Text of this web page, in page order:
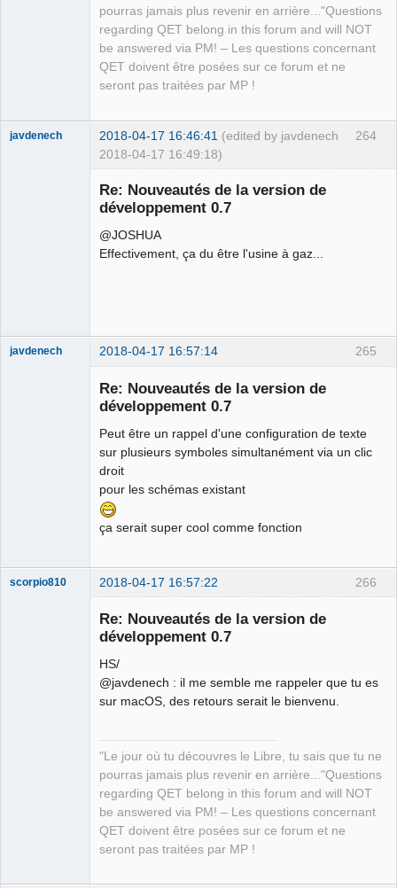
pourras jamais plus revenir en arrière..."Questions
regarding QET belong in this forum and will NOT
be answered via PM! – Les questions concernant
QET doivent être posées sur ce forum et ne
seront pas traitées par MP !
264
javdenech 2018-04-17 16:46:41 (edited by javdenech
2018-04-17 16:49:18)
Re: Nouveautés de la version de
développement 0.7
@JOSHUA
Effectivement, ça du être l'usine à gaz...
265
javdenech 2018-04-17 16:57:14
Re: Nouveautés de la version de
développement 0.7
Peut être un rappel d'une configuration de texte
sur plusieurs symboles simultanément via un clic
droit
pour les schémas existant
ça serait super cool comme fonction
266
scorpio810 2018-04-17 16:57:22
Re: Nouveautés de la version de
développement 0.7
HS/
@javdenech : il me semble me rappeler que tu es
sur macOS, des retours serait le bienvenu.
"Le jour où tu découvres le Libre, tu sais que tu ne
pourras jamais plus revenir en arrière..."Questions
regarding QET belong in this forum and will NOT
be answered via PM! – Les questions concernant
QET doivent être posées sur ce forum et ne
seront pas traitées par MP !